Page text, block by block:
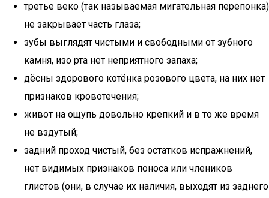
третье веко (так называемая мигательная перепонка)
не закрывает часть глаза;
зубы выглядят чистыми и свободными от зубного
камня, изо рта нет неприятного запаха;
дёсны здорового котёнка розового цвета, на них нет
признаков кровотечения;
живот на ощупь довольно крепкий и в то же время
не вздутый;
задний проход чистый, без остатков испражнений,
нет видимых признаков поноса или члеников
глистов (они, в случае их наличия, выходят из заднего